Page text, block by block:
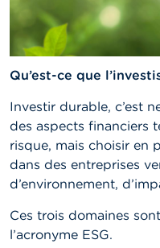
n
s
a
F
S
M
A
A
c
t
Qu’est-ce que
Investir durable, c’est
des aspects financiers
risque, mais choisir en
dans des entreprises
d’environnement,
Ces trois domaines
l’acronyme ESG.